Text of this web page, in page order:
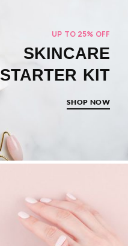
UP TO 25% OFF
SKINCARE
STARTER KIT
SHOP NOW